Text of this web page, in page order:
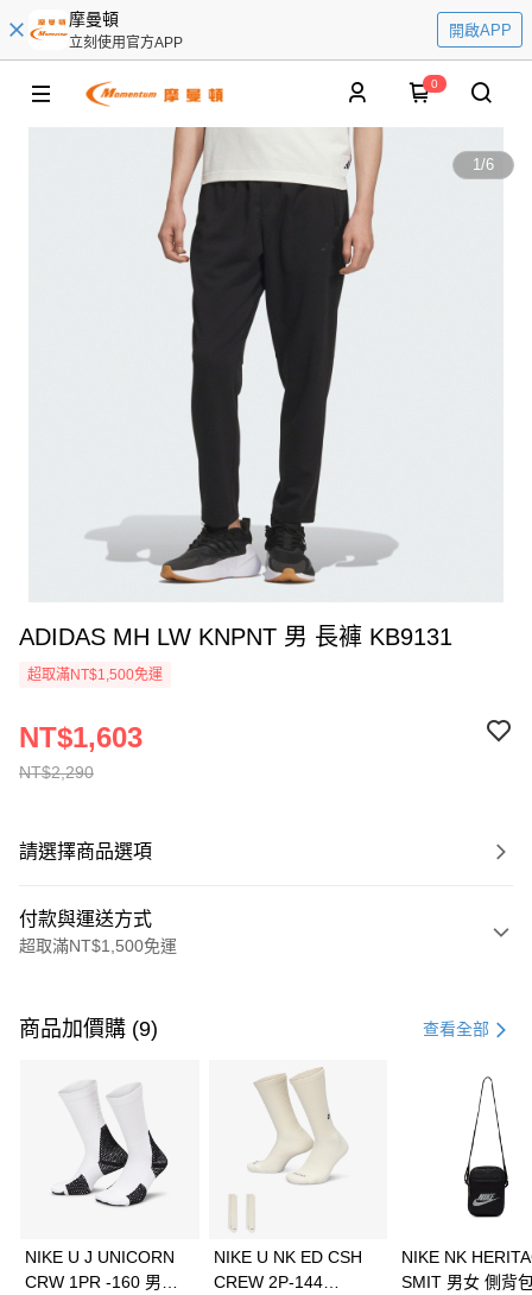
摩曼頓
立刻使用官方APP
開啟APP
0
1/6
ADIDAS MH LW KNPNT 男 長褲 KB9131
超取滿NT$1,500免運
NT$2,290
NT$1,603
請選擇商品選項
付款與運送方式
超取滿NT$1,500免運
信用卡一次付款
3 期 0 利率 每期 21家銀行
合作金庫商業銀行
第一商業銀行
華南商業銀行
彰化商業銀行
上海商業儲蓄銀行
Apple Pay
全盈+PAY
商品加價購 (9) 查看全部
NIKE U J UNICORN
CRW 1PR -160 男女
NIKE U NK ED CSH
CREW 2P-144
NIKE NK
SMIT 男女 側背